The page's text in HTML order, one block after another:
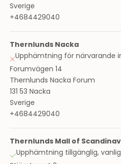
Sverige
+4684429040
Thernlunds Nacka
Upphämtning för närvarande
Forumvägen 14
Thernlunds Nacka Forum
131 53 Nacka
Sverige
+4684429040
Thernlunds Mall of
Upphämtning tillgänglig,